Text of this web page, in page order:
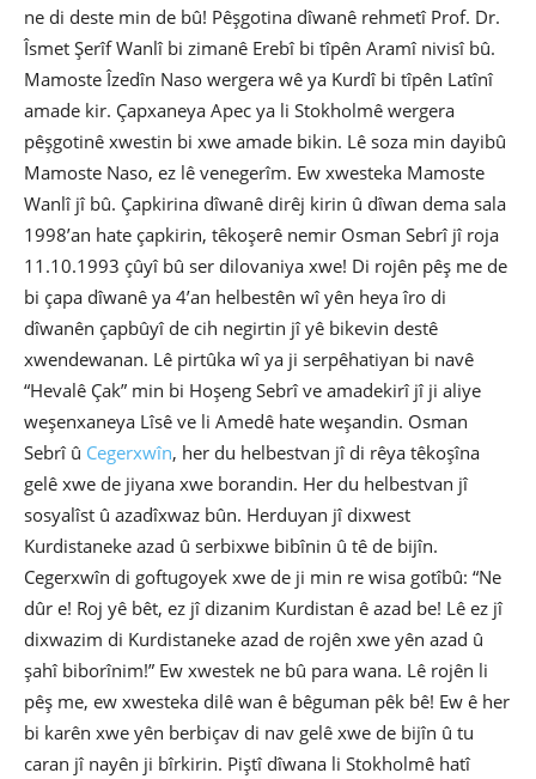
ne di deste min de bû! Pêşgotina dîwanê rehmetî Prof. Dr.
Îsmet Şerîf Wanlî bi zimanê Erebî bi tîpên Aramî nivisî bû.
Mamoste Îzedîn Naso wergera wê ya Kurdî bi tîpên Latînî
amade kir. Çapxaneya Apec ya li Stokholmê wergera
pêşgotinê xwestin bi xwe amade bikin. Lê soza min dayibû
Mamoste Naso, ez lê venegerîm. Ew xwesteka Mamoste
Wanlî jî bû. Çapkirina dîwanê dirêj kirin û dîwan dema sala
1998’an hate çapkirin, têkoşerê nemir Osman Sebrî jî roja
11.10.1993 çûyî bû ser dilovaniya xwe! Di rojên pêş me de
bi çapa dîwanê ya 4’an helbestên wî yên heya îro di
dîwanên çapbûyî de cih negirtin jî yê bikevin destê
xwendewanan. Lê pirtûka wî ya ji serpêhatiyan bi navê
“Hevalê Çak” min bi Hoşeng Sebrî ve amadekirî jî ji aliye
weşenxaneya Lîsê ve li Amedê hate weşandin. Osman
Sebrî û Cegerxwîn, her du helbestvan jî di rêya têkoşîna
gelê xwe de jiyana xwe borandin. Her du helbestvan jî
sosyalîst û azadîxwaz bûn. Herduyan jî dixwest
Kurdistaneke azad û serbixwe bibînin û tê de bijîn.
Cegerxwîn di goftugoyek xwe de ji min re wisa gotîbû: “Ne
dûr e! Roj yê bêt, ez jî dizanim Kurdistan ê azad be! Lê ez jî
dixwazim di Kurdistaneke azad de rojên xwe yên azad û
şahî biborînim!” Ew xwestek ne bû para wana. Lê rojên li
pêş me, ew xwesteka dilê wan ê bêguman pêk bê! Ew ê her
bi karên xwe yên berbiçav di nav gelê xwe de bijîn û tu
caran jî nayên ji bîrkirin. Piştî dîwana li Stokholmê hatî